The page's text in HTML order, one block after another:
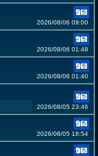
2026/08/06 09:00
2026/08/06 01:48
2026/08/06 01:40
2026/08/05 23:46
2026/08/05 18:54